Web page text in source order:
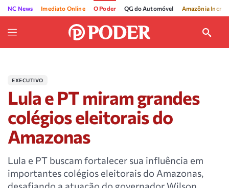
NC News Imediato Online O Poder QG do Automóvel Amazônia
EXECUTIVO
Lula e PT miram grandes
colégios eleitorais do
Amazonas
Lula e PT buscam fortalecer sua influência em
importantes colégios eleitorais do Amazonas,